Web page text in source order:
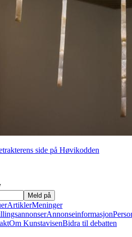
side på Høvikodden
Meld på
ArtiklerMeninger
Annonseinformasjon
Om KunstavisenBidra til debatten